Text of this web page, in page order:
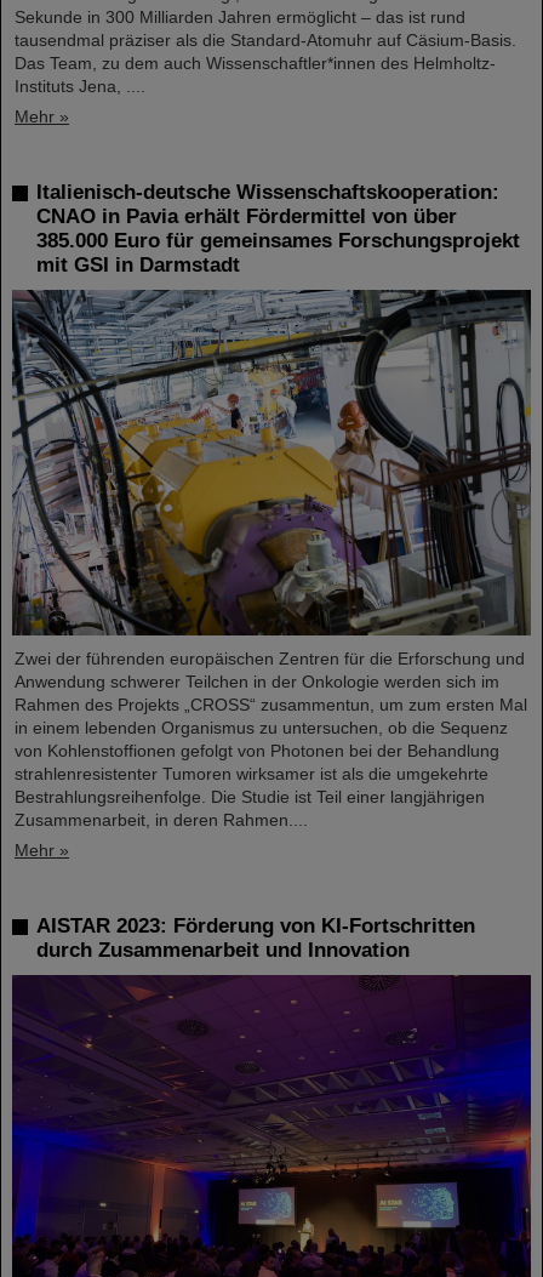
Sekunde in 300 Milliarden Jahren ermöglicht – das ist rund
tausendmal präziser als die Standard-Atomuhr auf Cäsium-Basis.
Das Team, zu dem auch Wissenschaftler*innen des Helmholtz-
Instituts Jena, ....
Mehr »
Italienisch-deutsche Wissenschaftskooperation:
CNAO in Pavia erhält Fördermittel von über
385.000 Euro für gemeinsames Forschungsprojekt
mit GSI in Darmstadt
Zwei der führenden europäischen Zentren für die Erforschung und
Anwendung schwerer Teilchen in der Onkologie werden sich im
Rahmen des Projekts „CROSS“ zusammentun, um zum ersten Mal
in einem lebenden Organismus zu untersuchen, ob die Sequenz
von Kohlenstoffionen gefolgt von Photonen bei der Behandlung
strahlenresistenter Tumoren wirksamer ist als die umgekehrte
Bestrahlungsreihenfolge. Die Studie ist Teil einer langjährigen
Zusammenarbeit, in deren Rahmen....
Mehr »
AISTAR 2023: Förderung von KI-Fortschritten
durch Zusammenarbeit und Innovation